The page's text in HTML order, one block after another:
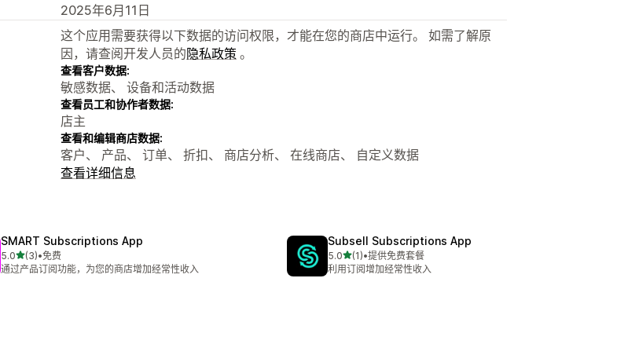
2025年6月11日
这个应用需要获得以下数据的访问权限，才能在您的商店中运行。 如需了解原
因，请查阅开发人员的隐私政策 。
查看客户数据:
敏感数据、 设备和活动数据
查看员工和协作者数据:
店主
查看和编辑商店数据:
客户、 产品、 订单、 折扣、 商店分析、 在线商店、 自定义数据
查看详细信息
SMART Subscriptions App
5.0星（满分 5 星）
(3)
总共 3 条评论
•免费
通过产品订阅功能，为您的商店增加经常性收入
Subsell Subscriptions App
5.0星（满分 5 星）
(1)
总共 1 条评论
•提供免费套餐
利用订阅增加经常性收入